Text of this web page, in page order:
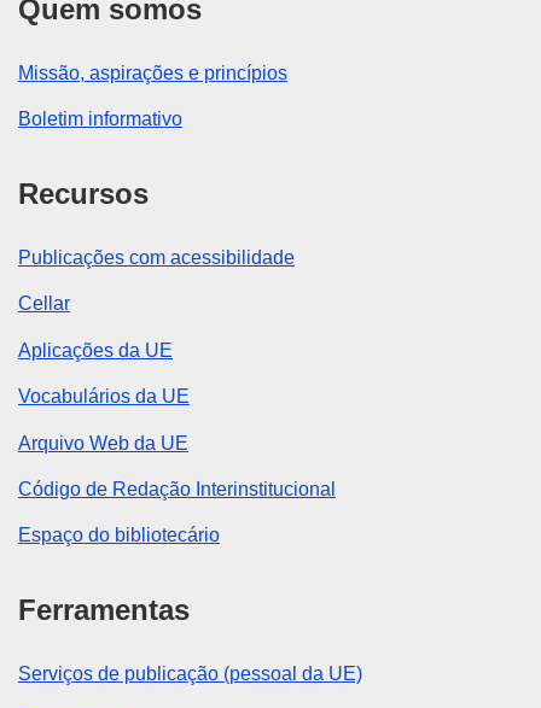
Quem somos
Missão, aspirações e princípios
Boletim informativo
Recursos
Publicações com acessibilidade
Cellar
Aplicações da UE
Vocabulários da UE
Arquivo Web da UE
Código de Redação Interinstitucional
Espaço do bibliotecário
Ferramentas
Serviços de publicação (pessoal da UE)